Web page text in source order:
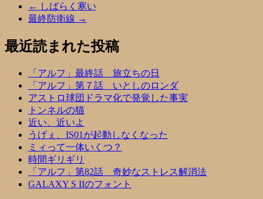
← しばらく寒い
最終防衛線 →
最近読まれた投稿
「アルフ」最終話 旅立ちの日
「アルフ」第７話 いとしのロンダ
アストロ球団ドラマ化で発覚した事実
トンネルの猫
近い、近いよ
うげぇ、IS01が起動しなくなった
ミィって一体いくつ？
時間ギリギリ
「アルフ」第82話 奇妙なストレス解消法
GALAXY S IIのフォント